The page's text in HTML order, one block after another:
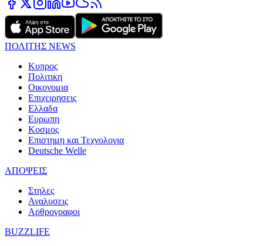
ΠΟΛΙΤΗΣ NEWS
Κυπρος
Πολιτικη
Οικονομια
Επιχειρησεις
Ελλαδα
Ευρωπη
Κοσμος
Επιστημη και Τεχνολογια
Deutsche Welle
ΑΠΟΨΕΙΣ
Στηλες
Αναλυσεις
Αρθρογραφοι
BUZZLIFE